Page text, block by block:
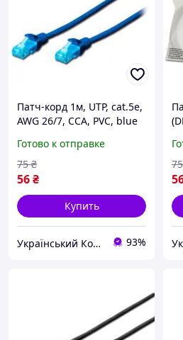
Патч-корд 1м, UTP, cat.5e,
AWG 26/7, CCA, PVC, blue
Готово к отправке
56₴
75 ₴
Купить
Український Кошик 93%
75